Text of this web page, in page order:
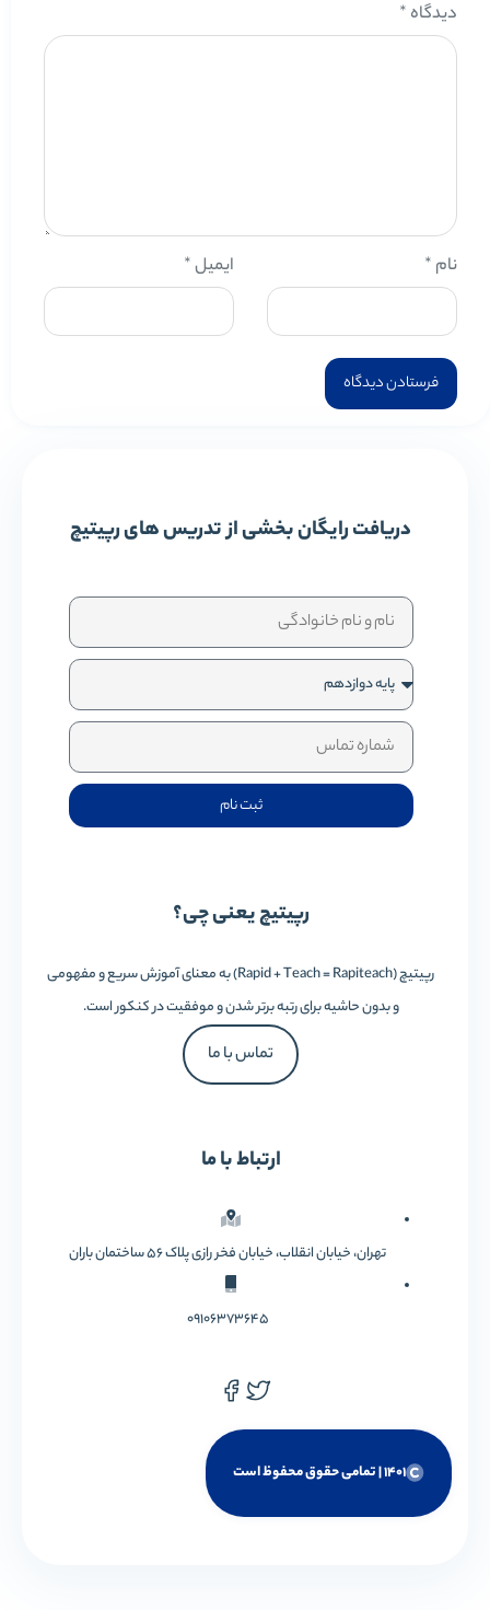
دیدگاه *
نام * ایمیل*
دریافت رایگان بخشی از تدریس های رپیتیچ
ثبت نام
رپیتیچ یعنی چی؟
رپیتیچ (Rapid + Teach = Rapiteach) به معنای آموزش سریع و مفهومی
و بدون حاشیه برای رتبه برتر شدن و موفقیت در کنکور است.
تماس با ما
ارتباط با ما
تهران، خیابان انقلاب، خیابان فخر رازی پلاک 56 ساختمان باران
1401 | تمامی حقوق محفوظ است